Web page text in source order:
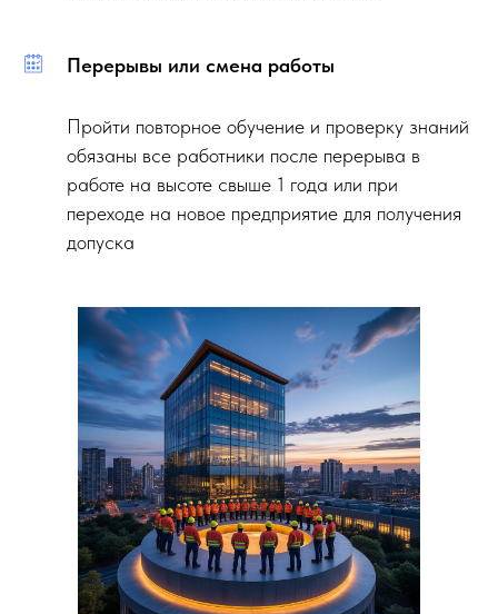
Перерывы или смена работы
Пройти повторное обучение и проверку знаний
обязаны все работники после перерыва в
работе на высоте свыше 1 года или при
переходе на новое предприятие для получения
допуска